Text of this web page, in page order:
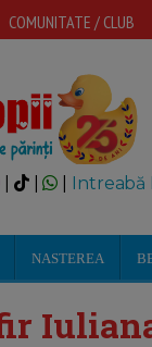
COMUNITATE / CLUB
| Intreabă
NASTEREA